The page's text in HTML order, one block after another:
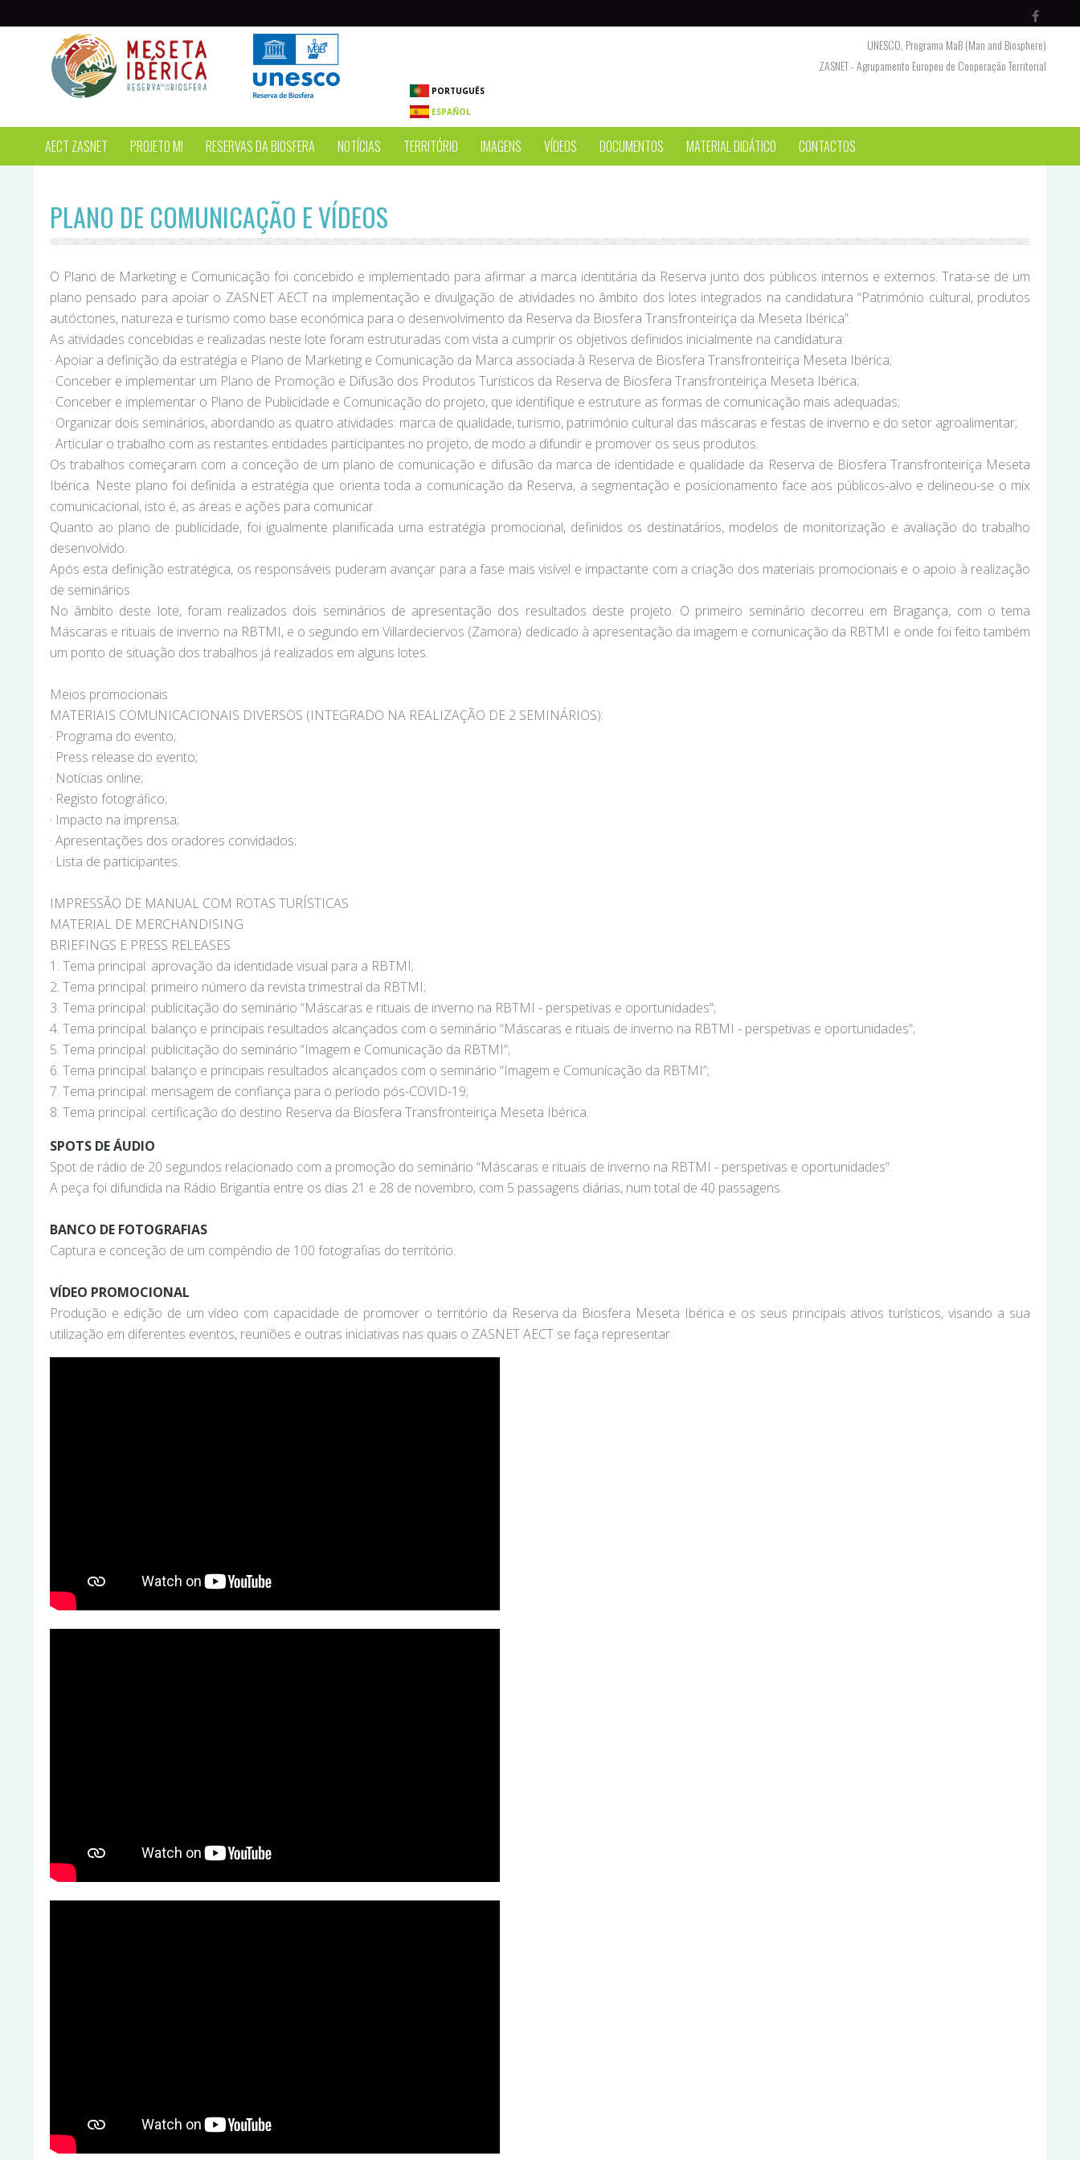
PORTUGUÊS
ESPAÑOL
UNESCO, Programa MaB (Man and Biosphere)
ZASNET - Agrupamento Europeu de Cooperação Territorial
AECT ZASNET PROJETO MI RESERVAS DA BIOSFERA NOTÍCIAS TERRITÓRIO IMAGENS VÍDEOS DOCUMENTOS MATERIAL DIDÁTICO CONTACTOS
PLANO DE COMUNICAÇÃO E VÍDEOS
O Plano de Marketing e Comunicação foi concebido e implementado para afirmar a marca identitária da Reserva junto dos públicos internos e externos. Trata-se de um
plano pensado para apoiar o ZASNET AECT na implementação e divulgação de atividades no âmbito dos lotes integrados na candidatura “Património cultural, produtos
autóctones, natureza e turismo como base económica para o desenvolvimento da Reserva da Biosfera Transfronteiriça da Meseta Ibérica”.
As atividades concebidas e realizadas neste lote foram estruturadas com vista a cumprir os objetivos definidos inicialmente na candidatura:
· Apoiar a definição da estratégia e Plano de Marketing e Comunicação da Marca associada à Reserva de Biosfera Transfronteiriça Meseta Ibérica;
· Conceber e implementar um Plano de Promoção e Difusão dos Produtos Turísticos da Reserva de Biosfera Transfronteiriça Meseta Ibérica;
· Conceber e implementar o Plano de Publicidade e Comunicação do projeto, que identifique e estruture as formas de comunicação mais adequadas;
· Organizar dois seminários, abordando as quatro atividades: marca de qualidade, turismo, património cultural das máscaras e festas de inverno e do setor agroalimentar;
· Articular o trabalho com as restantes entidades participantes no projeto, de modo a difundir e promover os seus produtos.
Os trabalhos começaram com a conceção de um plano de comunicação e difusão da marca de identidade e qualidade da Reserva de Biosfera Transfronteiriça Meseta
Ibérica. Neste plano foi definida a estratégia que orienta toda a comunicação da Reserva, a segmentação e posicionamento face aos públicos-alvo e delineou-se o mix
comunicacional, isto é, as áreas e ações para comunicar.
Quanto ao plano de publicidade, foi igualmente planificada uma estratégia promocional, definidos os destinatários, modelos de monitorização e avaliação do trabalho
desenvolvido.
Após esta definição estratégica, os responsáveis puderam avançar para a fase mais visível e impactante com a criação dos materiais promocionais e o apoio à realização
de seminários.
No âmbito deste lote, foram realizados dois seminários de apresentação dos resultados deste projeto. O primeiro seminário decorreu em Bragança, com o tema
Máscaras e rituais de inverno na RBTMI, e o segundo em Villardeciervos (Zamora) dedicado à apresentação da imagem e comunicação da RBTMI e onde foi feito também
um ponto de situação dos trabalhos já realizados em alguns lotes.
Meios promocionais
MATERIAIS COMUNICACIONAIS DIVERSOS (INTEGRADO NA REALIZAÇÃO DE 2 SEMINÁRIOS):
· Programa do evento;
· Press release do evento;
· Notícias online;
· Registo fotográfico;
· Impacto na imprensa;
· Apresentações dos oradores convidados;
· Lista de participantes.
IMPRESSÃO DE MANUAL COM ROTAS TURÍSTICAS
MATERIAL DE MERCHANDISING
BRIEFINGS E PRESS RELEASES
1. Tema principal: aprovação da identidade visual para a RBTMI;
2. Tema principal: primeiro número da revista trimestral da RBTMI;
3. Tema principal: publicitação do seminário “Máscaras e rituais de inverno na RBTMI - perspetivas e oportunidades”;
4. Tema principal: balanço e principais resultados alcançados com o seminário “Máscaras e rituais de inverno na RBTMI - perspetivas e oportunidades”;
5. Tema principal: publicitação do seminário “Imagem e Comunicação da RBTMI”;
6. Tema principal: balanço e principais resultados alcançados com o seminário “Imagem e Comunicação da RBTMI”;
7. Tema principal: mensagem de confiança para o período pós-COVID-19;
8. Tema principal: certificação do destino Reserva da Biosfera Transfronteiriça Meseta Ibérica.
SPOTS DE ÁUDIO
Spot de rádio de 20 segundos relacionado com a promoção do seminário “Máscaras e rituais de inverno na RBTMI - perspetivas e oportunidades”.
A peça foi difundida na Rádio Brigantia entre os dias 21 e 28 de novembro, com 5 passagens diárias, num total de 40 passagens.
BANCO DE FOTOGRAFIAS
Captura e conceção de um compêndio de 100 fotografias do território.
VÍDEO PROMOCIONAL
Produção e edição de um vídeo com capacidade de promover o território da Reserva da Biosfera Meseta Ibérica e os seus principais ativos turísticos, visando a sua
utilização em diferentes eventos, reuniões e outras iniciativas nas quais o ZASNET AECT se faça representar.